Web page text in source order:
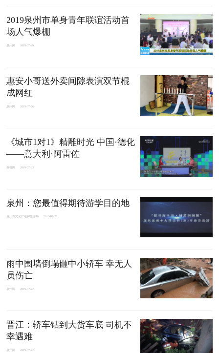
2019泉州市单身青年联谊活动首
场人气爆棚
泉州网 2019-07-29
惠安小哥送外卖间隙表演双节棍
成网红
泉州网 2019-07-26
《城市1对1》精雕时光 中国·德化
——意大利·阿雷佐
央视网 2019-07-23
泉州：您最值得期待游学目的地
泉州市文化广电和旅游局 2019-07-23
雨中围墙倒塌砸中小轿车 幸无人
员伤亡
泉州网 2019-07-22
晋江：轿车钻到大货车底 司机不
幸遇难
泉州网 2019-07-22